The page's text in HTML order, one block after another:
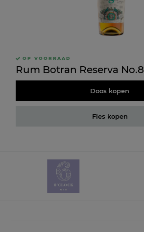
OP VOORRAAD
Rum Botran Reserva No.8
Doos kopen
Fles kopen